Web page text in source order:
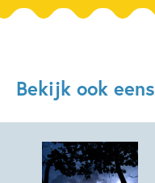
Bekijk ook eens